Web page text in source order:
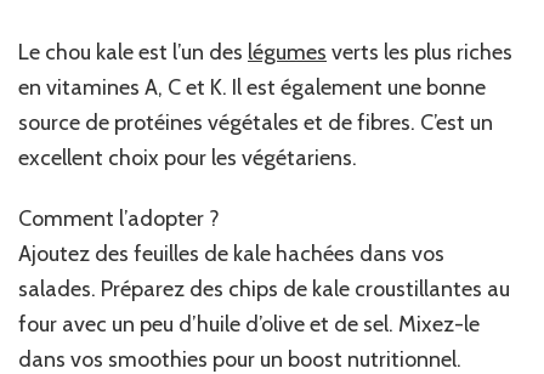
Le chou kale est l’un des légumes verts les plus riches
en vitamines A, C et K. Il est également une bonne
source de protéines végétales et de fibres. C’est un
excellent choix pour les végétariens.
Comment l’adopter ?
Ajoutez des feuilles de kale hachées dans vos
salades. Préparez des chips de kale croustillantes au
four avec un peu d’huile d’olive et de sel. Mixez-le
dans vos smoothies pour un boost nutritionnel.